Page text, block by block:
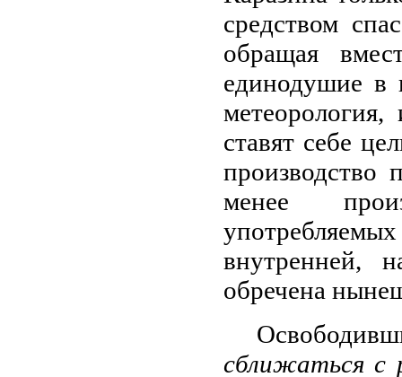
средством
обращая
единодушие в
ставят себе
производство
менее
внутренней,
обречена
сближаться с